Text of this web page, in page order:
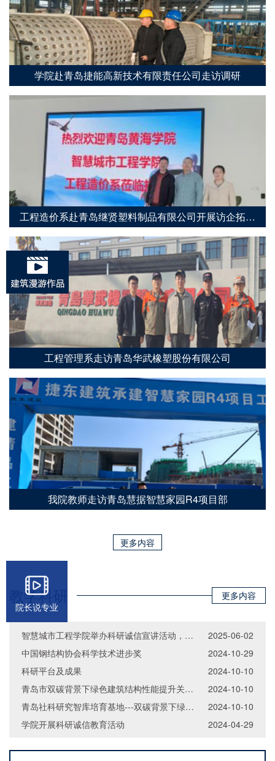
学院赴青岛捷能高新技术有限责任公司走访调研
工程造价系赴青岛继贤塑料制品有限公司开展访企拓岗
专项行动
工程管理系走访青岛华武橡塑股份有限公司
我院教师走访青岛慧据智慧家园R4项目部
更多内容
教学科研 更多内容
智慧城市工程学院举办科研诚信宣讲活动，强化学术道德建设
2025-06-02
中国钢结构协会科学技术进步奖
2024-10-29
科研平台及成果
2024-10-10
青岛市双碳背景下绿色建筑结构性能提升关键技术研发中心
2024-10-10
青岛社科研究智库培育基地---双碳背景下绿色建筑发展对策研究中心
2024-10-10
学院开展科研诚信教育活动
2024-04-29
院长说专业